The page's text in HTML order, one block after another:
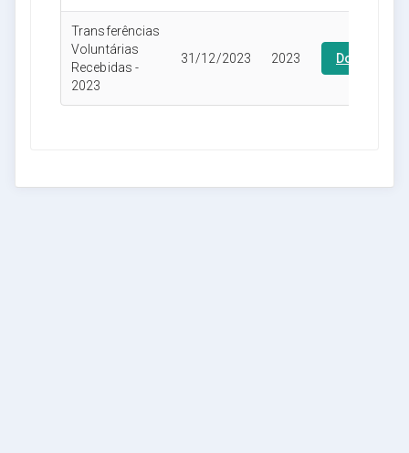
Transferências
Voluntárias
Recebidas -
2023
31/12/2023 2023 Download